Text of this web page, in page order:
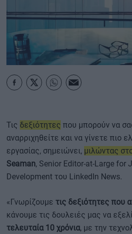
ΚΑΡΑΜΠΟΛΕΣ
ΟΡΟΙ
Τις δεξιότητες που μπορούν να
αναρριχηθείτε και να γίνετε πιο
εργασίας, σημειώνει, μιλώντας
Seaman, Senior Editor-at-Large for
Development του LinkedIn News.
«Γνωρίζουμε τις δεξιότητες που
κάνουμε τις δουλειές μας να
τελευταία 10 χρόνια, με την